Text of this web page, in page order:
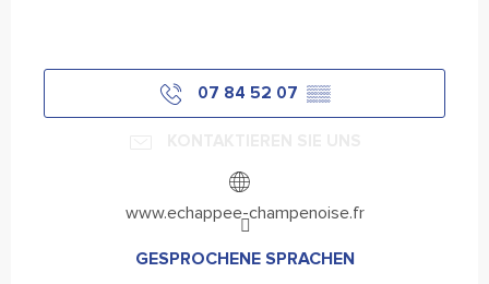
07 84 52 07 ▒▒
www.echappee-champenoise.fr
GESPROCHENE SPRACHEN
GESPROCHENE SPRACHEN